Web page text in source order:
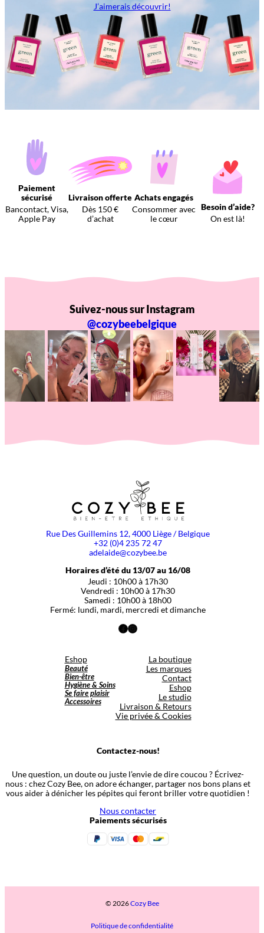
J’aimerais découvrir!
Paiement
sécurisé
Bancontact, Visa,
Apple Pay
Livraison offerte
Dès 150 €
d’achat
Achats engagés
Consommer avec
le cœur
Besoin d’aide?
On est là!
Suivez-nous sur Instagram
@cozybeebelgique
Rue Des Guillemins 12, 4000 Liège / Belgique
+32 (0)4 235 72 47
adelaide@cozybee.be
Horaires d’été du 13/07 au 16/08
Jeudi : 10h00 à 17h30
Vendredi : 10h00 à 17h30
Samedi : 10h00 à 18h00
Fermé: lundi, mardi, mercredi et dimanche
Facebook
Instagram
Eshop
Beauté
Bien-être
Hygiène & Soins
Se faire plaisir
Accessoires
La boutique
Les marques
Contact
Eshop
Le studio
Livraison & Retours
Vie privée & Cookies
Contactez-nous!
Une question, un doute ou juste l’envie de dire coucou ? Écrivez-
nous : chez Cozy Bee, on adore échanger, partager nos bons plans et
vous aider à dénicher les pépites qui feront briller votre quotidien !
Nous contacter
Paiements sécurisés
© 2026Cozy Bee
Politique de confidentialité